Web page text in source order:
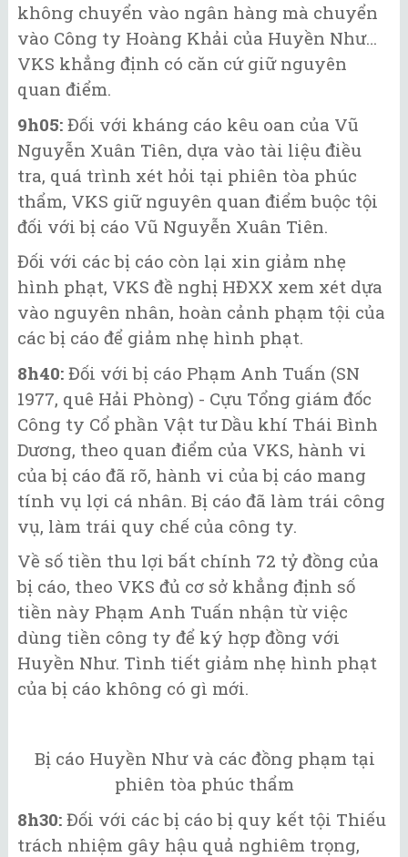
không chuyển vào ngân hàng mà chuyển
vào Công ty Hoàng Khải của Huyền Như…
VKS khẳng định có căn cứ giữ nguyên
quan điểm.
9h05: Đối với kháng cáo kêu oan của Vũ
Nguyễn Xuân Tiên, dựa vào tài liệu điều
tra, quá trình xét hỏi tại phiên tòa phúc
thẩm, VKS giữ nguyên quan điểm buộc tội
đối với bị cáo Vũ Nguyễn Xuân Tiên.
Đối với các bị cáo còn lại xin giảm nhẹ
hình phạt, VKS đề nghị HĐXX xem xét dựa
vào nguyên nhân, hoàn cảnh phạm tội của
các bị cáo để giảm nhẹ hình phạt.
8h40: Đối với bị cáo Phạm Anh Tuấn (SN
1977, quê Hải Phòng) - Cựu Tổng giám đốc
Công ty Cổ phần Vật tư Dầu khí Thái Bình
Dương, theo quan điểm của VKS, hành vi
của bị cáo đã rõ, hành vi của bị cáo mang
tính vụ lợi cá nhân. Bị cáo đã làm trái công
vụ, làm trái quy chế của công ty.
Về số tiền thu lợi bất chính 72 tỷ đồng của
bị cáo, theo VKS đủ cơ sở khẳng định số
tiền này Phạm Anh Tuấn nhận từ việc
dùng tiền công ty để ký hợp đồng với
Huyền Như. Tình tiết giảm nhẹ hình phạt
của bị cáo không có gì mới.
Bị cáo Huyền Như và các đồng phạm tại
phiên tòa phúc thẩm
8h30: Đối với các bị cáo bị quy kết tội Thiếu
trách nhiệm gây hậu quả nghiêm trọng,